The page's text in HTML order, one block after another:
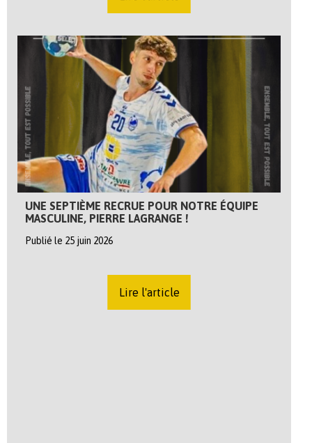
UNE SEPTIÈME RECRUE POUR NOTRE ÉQUIPE
MASCULINE, PIERRE LAGRANGE !
Publié le 25 juin 2026
Lire l'article